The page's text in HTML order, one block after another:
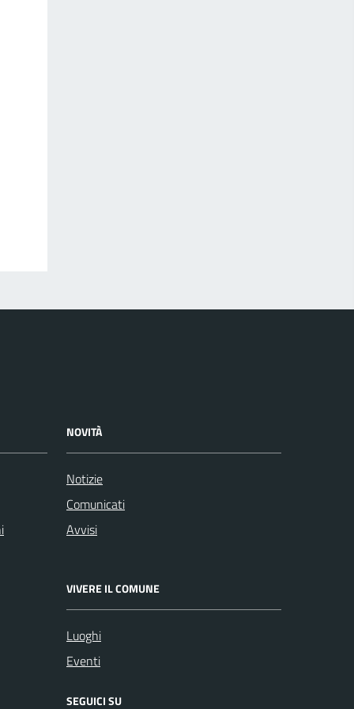
NOVITÀ
Notizie
Comunicati
Avvisi
VIVERE IL COMUNE
Luoghi
Eventi
SEGUICI SU